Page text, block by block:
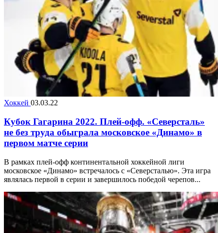
Хоккей 03.03.22
Кубок Гагарина 2022. Плей-офф. «Северсталь»
не без труда обыграла московское «Динамо» в
первом матче серии
В рамках плей-офф континентальной хоккейной лиги
московское «Динамо» встречалось с «Северсталью». Эта игра
являлась первой в серии и завершилось победой черепов...